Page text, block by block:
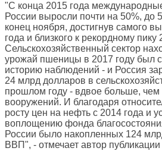
"С конца 2015 года
России выросли почти на 50%, до
конец ноября, достигнув самого
года и близкого к рекордному пику
Сельскохозяйственный сектор
урожай пшеницы в 2017 году был
историю наблюдений - и Россия
24 млрд долларов в
прошлом году - вдвое больше, чем
вооружений. И благодаря
росту цен на нефть с 2014 года и
воплощению фонда
России было накопленных 124
ВВП", - отмечает автор